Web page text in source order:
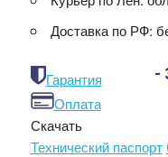
Доставка по РФ:
Гарантия
-
Оплата
Скачать
Технический паспорт